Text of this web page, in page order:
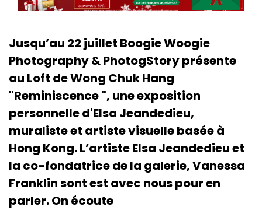
Jusqu’au 22 juillet Boogie Woogie
Photography & PhotogStory présente
au Loft de Wong Chuk Hang
"Reminiscence ", une exposition
personnelle d'Elsa Jeandedieu,
muraliste et artiste visuelle basée à
Hong Kong. L’artiste Elsa Jeandedieu et
la co-fondatrice de la galerie, Vanessa
Franklin sont est avec nous pour en
parler. On écoute